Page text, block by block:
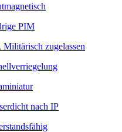
PIM
Militärisch zugelassen
nach IP